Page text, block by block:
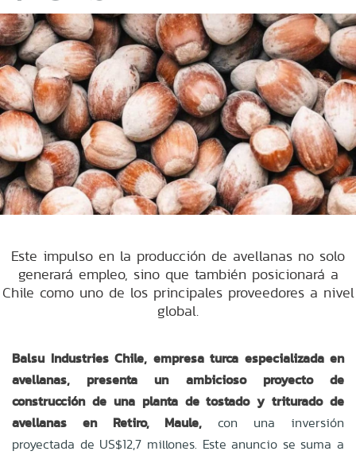
Este impulso en la producción de avellanas no solo
generará empleo, sino que también posicionará a
Chile como uno de los principales proveedores a nivel
global.
Balsu Industries Chile, empresa turca especializada en
avellanas, presenta un ambicioso proyecto de
construcción de una planta de tostado y triturado de
avellanas en Retiro, Maule, con una inversión
proyectada de US$12,7 millones. Este anuncio se suma a